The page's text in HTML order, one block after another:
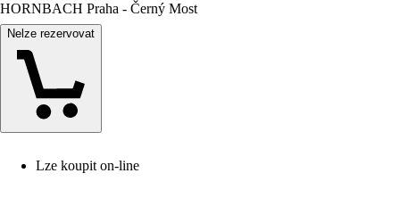
HORNBACH Praha - Černý Most
Nelze rezervovat
Lze koupit on-line